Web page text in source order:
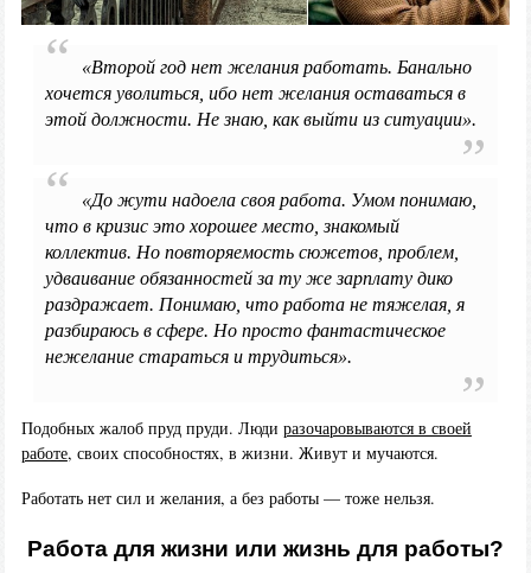
«Второй год нет желания работать. Банально
хочется уволиться, ибо нет желания оставаться в
этой должности. Не знаю, как выйти из ситуации».
«До жути надоела своя работа. Умом понимаю,
что в кризис это хорошее место, знакомый
коллектив. Но повторяемость сюжетов, проблем,
удваивание обязанностей за ту же зарплату дико
раздражает. Понимаю, что работа не тяжелая, я
разбираюсь в сфере. Но просто фантастическое
нежелание стараться и трудиться».
Подобных жалоб пруд пруди. Люди разочаровываются в своей
работе, своих способностях, в жизни. Живут и мучаются.
Работать нет сил и желания, а без работы — тоже нельзя.
Работа для жизни или жизнь для работы?